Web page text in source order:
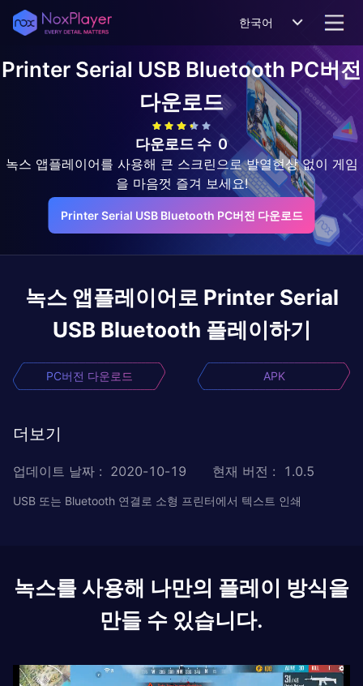
한국어
Printer Serial USB Bluetooth PC버전
다운로드
다운로드 수 0
녹스 앱플레이어를 사용해 큰 스크린으로 발열현상 없이 게임
을 마음껏 즐겨 보세요!
Printer Serial USB Bluetooth PC버전 다운로드
녹스 앱플레이어로 Printer Serial
USB Bluetooth 플레이하기
PC버전 다운로드 APK
더보기
업데이트 날짜 : 2020-10-19 현재 버전 : 1.0.5
USB 또는 Bluetooth 연결로 소형 프린터에서 텍스트 인쇄
녹스를 사용해 나만의 플레이 방식을
만들 수 있습니다.